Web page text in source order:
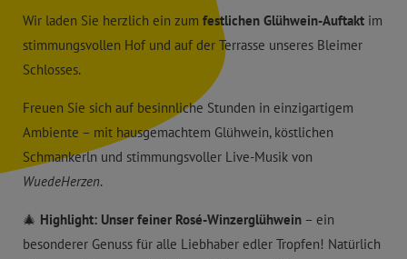
Wir laden Sie herzlich ein zum festlichen Glühwein-Auftakt im
stimmungsvollen Hof und auf der Terrasse unseres Bleimer
Schlosses.
Freuen Sie sich auf besinnliche Stunden in einzigartigem
Ambiente – mit hausgemachtem Glühwein, köstlichen
Schmankerln und stimmungsvoller Live-Musik von
WuedeHerzen.
🎄 Highlight: Unser feiner Rosé-Winzerglühwein – ein
besonderer Genuss für alle Liebhaber edler Tropfen! Natürlich